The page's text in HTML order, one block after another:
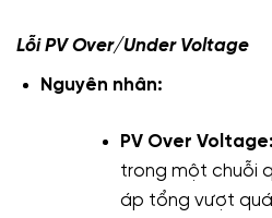
Lỗi PV Over/Under Voltage
Nguyên nhân:
PV Over Voltage:
trong một chuỗi
áp tổng vượt